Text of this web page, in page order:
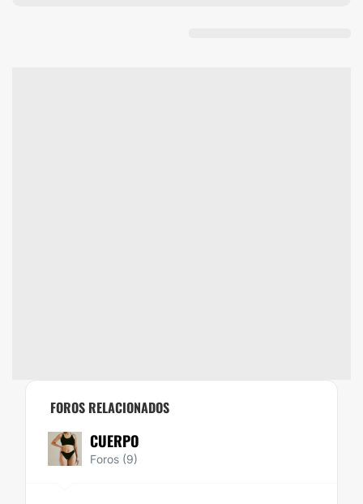
FOROS RELACIONADOS
CUERPO
Foros (9)